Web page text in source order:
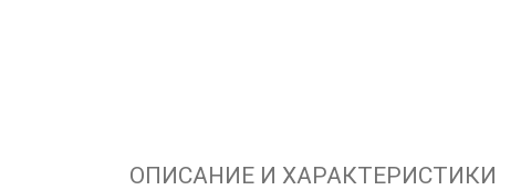
ОПИСАНИЕ И ХАРАКТЕРИСТИКИ